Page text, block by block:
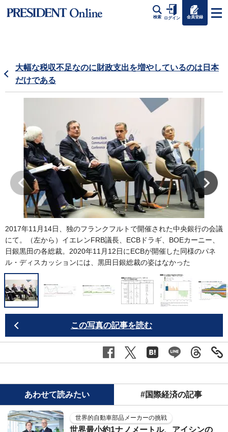
検索 ログイン 会員登録
大幅な税収不足なのに財政支出を増やしているのは日本
だけである
2017年11月14日、独のフランクフルトで開催された中央銀行の会議
にて。（左から）イエレンFRB議長、ECBドラギ、BOEカーニー、
日銀黒田の各総裁。2020年11月12日にECBが開催した同様のパネ
ル・ディスカッションには、黒田日銀総裁の姿はなかった
この写真の記事を読む
あわせて読みたい #国際経済の記事
世界的自動車部品メーカーの挑戦
世界最小約1ナノメートル、アイシンの